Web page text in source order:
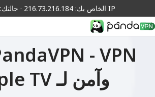
IP الخاص بك: 216.73.216.184 · حالتك:
وآمن لـ Apple TV